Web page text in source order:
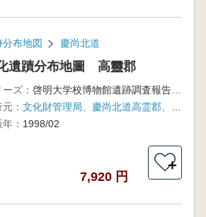
分布地図 慶尚北道
遺蹟分布地圖 高靈郡
ズ：
啓明大学校博物館遺跡調査報告第7輯
：
： 1998/02
7,920 円
＋